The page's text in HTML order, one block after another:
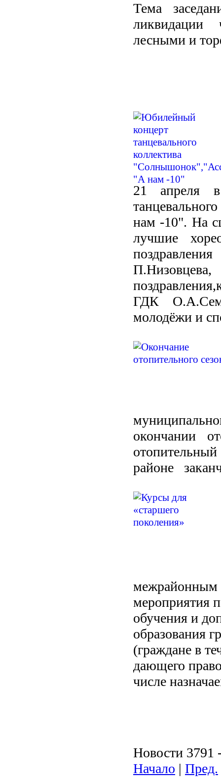
Тема
ликвидации
лесными и
21 апреля
нам -10". На
лучшие
ГДК
молодёжи и
окончании
районе
межрайонным
мероприятия
обучения и
образования
(граждане в
дающего
числе
Новости 3791
Начало | Пред.